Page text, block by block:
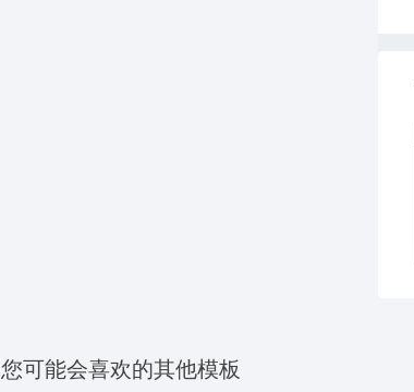
您可能会喜欢的其他模板